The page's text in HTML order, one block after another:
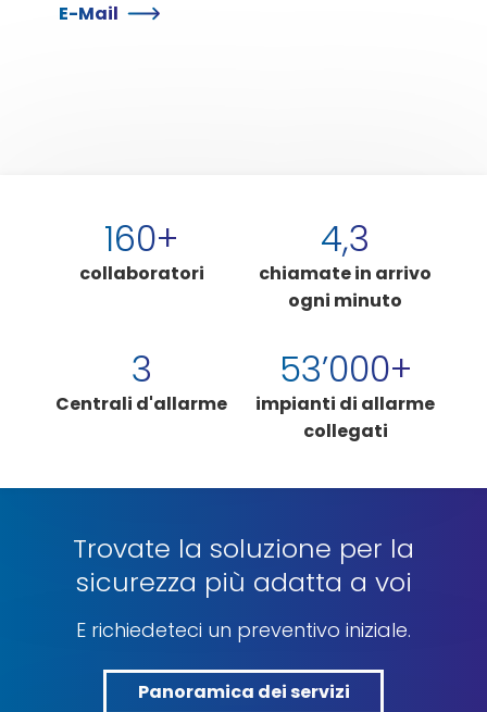
E-Mail
160+
collaboratori
4,3
chiamate in arrivo
ogni minuto
3
Centrali d'allarme
53’000+
impianti di allarme
collegati
Trovate la soluzione per la
sicurezza più adatta a voi
E richiedeteci un preventivo iniziale.
Panoramica dei servizi